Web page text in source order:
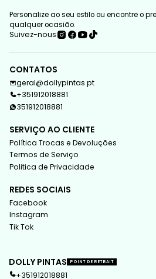
Personalize ao seu estilo ou encontre o
qualquer ocasião.
Suivez-nous
CONTATOS
geral@dollypintas.pt
+351912018881
351912018881
SERVIÇO AO CLIENTE
Política Trocas e Devoluções
Termos de Serviço
Politica de Privacidade
REDES SOCIAIS
Facebook
Instagram
Tik Tok
DOLLY PINTAS POINT DE RETRAIT
+351912018881